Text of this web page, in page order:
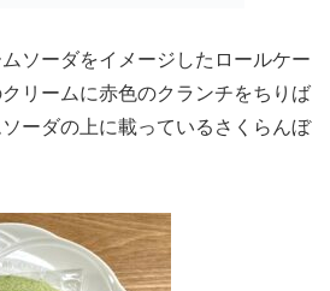
ソーダをイメージしたロールケー
リームに赤色のクランチをちりば
ーダの上に載っているさくらんぼ